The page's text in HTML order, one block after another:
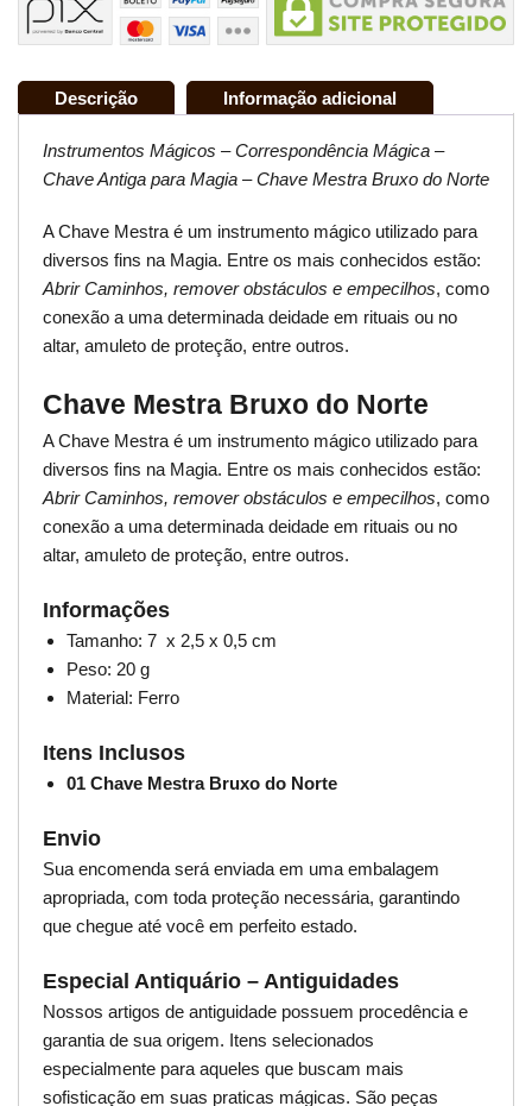
Descrição Informação adicional
Instrumentos Mágicos – Correspondência Mágica –
Chave Antiga para Magia – Chave Mestra Bruxo do Norte
A Chave Mestra é um instrumento mágico utilizado para
diversos fins na Magia. Entre os mais conhecidos estão:
Abrir Caminhos, remover obstáculos e empecilhos, como
conexão a uma determinada deidade em rituais ou no
altar, amuleto de proteção, entre outros.
Chave Mestra Bruxo do Norte
A Chave Mestra é um instrumento mágico utilizado para
diversos fins na Magia. Entre os mais conhecidos estão:
Abrir Caminhos, remover obstáculos e empecilhos, como
conexão a uma determinada deidade em rituais ou no
altar, amuleto de proteção, entre outros.
Informações
Tamanho: 7 x 2,5 x 0,5 cm
Peso: 20 g
Material: Ferro
Itens Inclusos
01 Chave Mestra Bruxo do Norte
Envio
Sua encomenda será enviada em uma embalagem
apropriada, com toda proteção necessária, garantindo
que chegue até você em perfeito estado.
Especial Antiquário – Antiguidades
Nossos artigos de antiguidade possuem procedência e
garantia de sua origem. Itens selecionados
especialmente para aqueles que buscam mais
sofisticação em suas praticas mágicas. São peças